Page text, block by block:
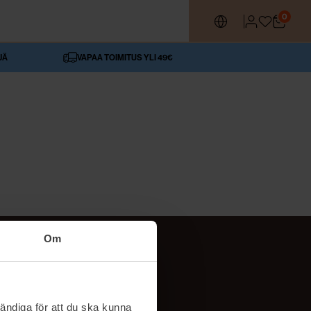
Om
för att du ska kunna
0
VAPAA TOIMITUS YLI 49€
SEURAA MEITÄ